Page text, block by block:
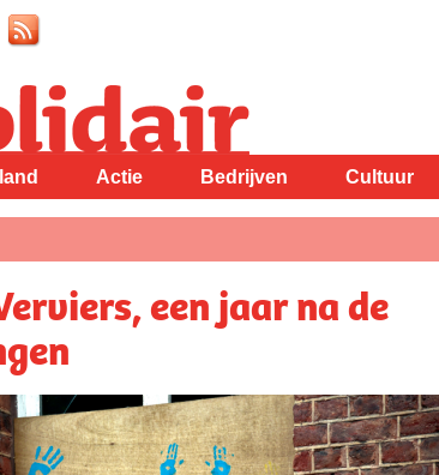
Actie Bedrijven Cultuur
een jaar na de